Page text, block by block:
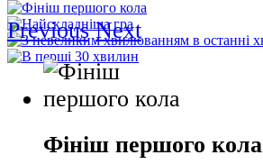
Previous Next
Фініш першого кола